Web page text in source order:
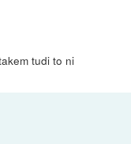
tudi to ni